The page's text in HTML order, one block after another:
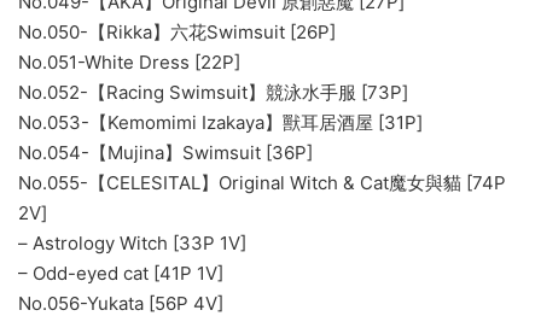
No.050-【Rikka】六花Swimsuit [26P]
No.051-White Dress [22P]
No.052-【Racing Swimsuit】競泳水手服 [73P]
No.053-【Kemomimi Izakaya】獸耳居酒屋 [31P]
No.054-【Mujina】Swimsuit [36P]
No.055-【CELESITAL】Original Witch & Cat魔女與貓 [74P
2V]
– Astrology Witch [33P 1V]
– Odd-eyed cat [41P 1V]
No.056-Yukata [56P 4V]